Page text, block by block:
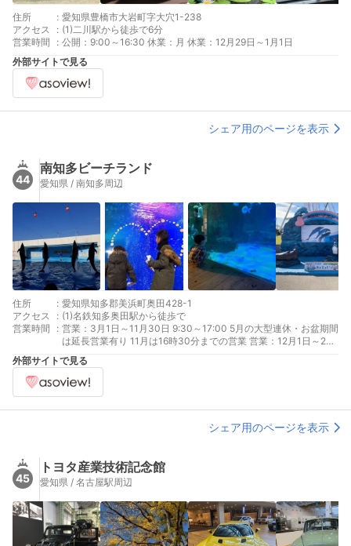
住所 : 愛知県豊橋市大岩町字大穴1-238
アクセス
: (1)二川駅から徒歩で6分
営業時間
: 公開：9:00～16:30 休業：月 休業：12月29日～1月1日
外部サイトで見る
シェア用のページを表示
44
南知多ビーチランド
愛知県 / 南知多周辺
住所 : 愛知県知多郡美浜町奥田428-1
アクセス
: (1)名鉄知多奥田駅から徒歩で
営業時間
: 営業：3月1日～11月30日 9:30～17:00 5月の大型連休・お盆期間
は延長営業有り 11月は16時30分までの営業 営業：12月1日～2月
28日 10:00～16:00 土日祝・冬休み期間は16時30分まで営業 休
業：水 12月1日～2月28日 12月～2月の毎週水曜日(冬休み期間を
除く)は休園 休業：12月7日～12月11日 12月または2月上旬にメン
外部サイトで見る
シェア用のページを表示
45
トヨタ産業技術記念館
愛知県 / 名古屋駅周辺